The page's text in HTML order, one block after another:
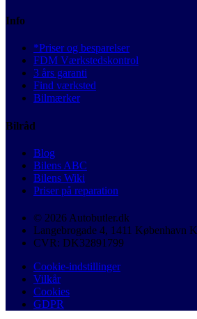
Info
*Priser og besparelser
FDM Værkstedskontrol
3 års garanti
Find værksted
Bilmærker
Bilråd
Blog
Bilens ABC
Bilens Wiki
Priser på reparation
© 2026 Autobutler.dk
Langebrogade 4, 1411 København K
CVR: DK32891799
Cookie-indstillinger
Vilkår
Cookies
GDPR